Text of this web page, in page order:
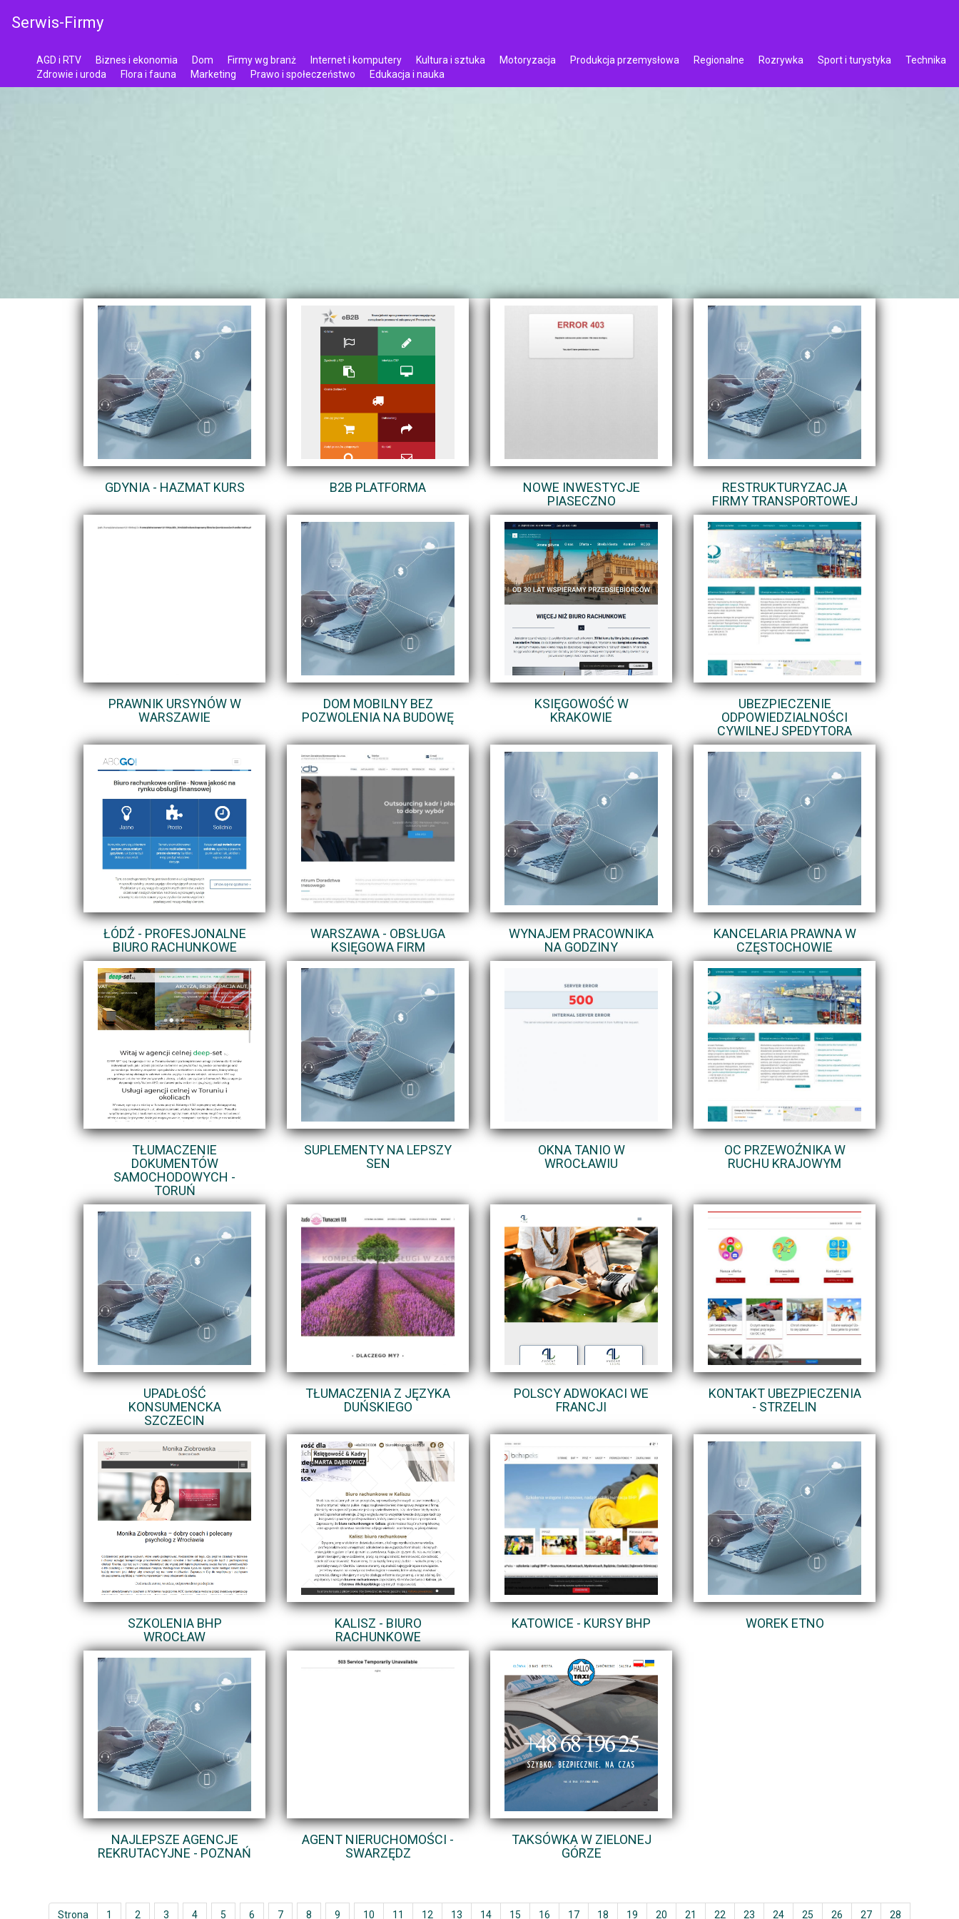
Serwis-Firmy
AGD i RTV Biznes i ekonomia Dom Firmy wg branż Internet i komputery Kultura i sztuka Motoryzacja Produkcja przemysłowa Regionalne Rozrywka Sport i turystyka
Technika
Zdrowie i uroda
Flora i fauna Marketing Prawo i społeczeństwo Edukacja i nauka
GDYNIA - HAZMAT KURS B2B PLATFORMA
NOWE INWESTYCJE
PIASECZNO
RESTRUKTURYZACJA
FIRMY TRANSPORTOWEJ
PRAWNIK URSYNÓW W
WARSZAWIE
DOM MOBILNY BEZ
POZWOLENIA NA BUDOWĘ
KSIĘGOWOŚĆ W
KRAKOWIE
UBEZPIECZENIE
ODPOWIEDZIALNOŚCI
CYWILNEJ SPEDYTORA
ŁÓDŹ - PROFESJONALNE
BIURO RACHUNKOWE
WARSZAWA - OBSŁUGA
KSIĘGOWA FIRM
WYNAJEM PRACOWNIKA
NA GODZINY
KANCELARIA PRAWNA W
CZĘSTOCHOWIE
TŁUMACZENIE
DOKUMENTÓW
SAMOCHODOWYCH -
TORUŃ
SUPLEMENTY NA LEPSZY
SEN
OKNA TANIO W
WROCŁAWIU
OC PRZEWOŹNIKA W
RUCHU KRAJOWYM
UPADŁOŚĆ
KONSUMENCKA
SZCZECIN
TŁUMACZENIA Z JĘZYKA
DUŃSKIEGO
POLSCY ADWOKACI WE
FRANCJI
KONTAKT UBEZPIECZENIA
- STRZELIN
SZKOLENIA BHP
WROCŁAW
KALISZ - BIURO
RACHUNKOWE
KATOWICE - KURSY BHP WOREK ETNO
NAJLEPSZE AGENCJE
REKRUTACYJNE - POZNAŃ
AGENT NIERUCHOMOŚCI -
SWARZĘDZ
TAKSÓWKA W ZIELONEJ
GÓRZE
Strona 1 2 3 4 5 6 7 8 9 10 11 12 13 14 15 16 17 18 19 20 21 22 23 24 25 26 27 28